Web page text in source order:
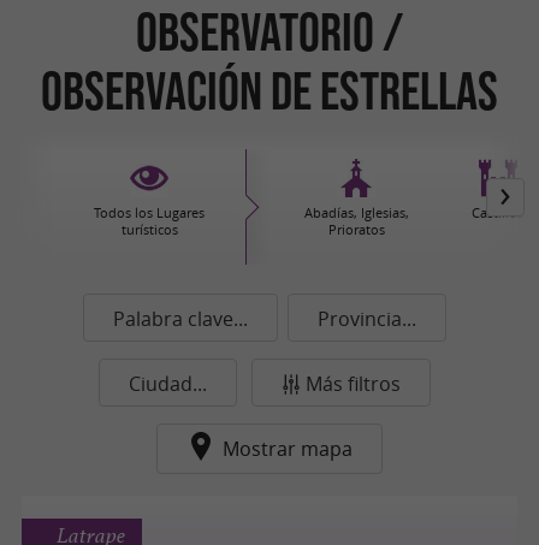
Observatorio /
Observación de estrellas
Todos los Lugares
turísticos
Abadías, Iglesias,
Prioratos
Castillos
Palabra clave... Provincia...
Ciudad... Más filtros
Mostrar mapa
Latrape